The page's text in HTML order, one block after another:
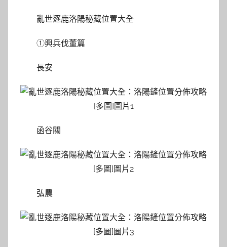
亂世逐鹿洛陽秘藏位置大全
①興兵伐董篇
長安
函谷關
弘農